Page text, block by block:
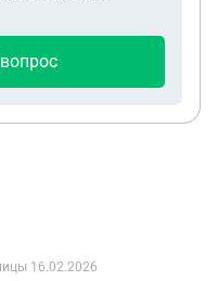
16.02.2026